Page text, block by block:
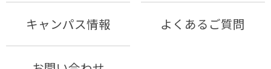
キャンパス情報 よくあるご質問